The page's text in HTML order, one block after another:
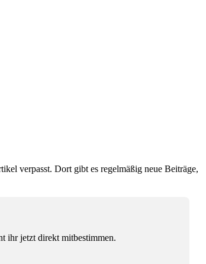
verpasst. Dort gibt es regelmäßig neue Beiträge,
ihr jetzt direkt mitbestimmen.